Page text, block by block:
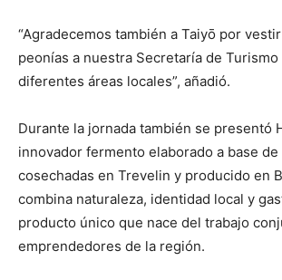
“Agradecemos también a Taiyō por
peonías a nuestra Secretaría de Turismo
diferentes áreas locales”, añadió.
Durante la jornada también se presentó
innovador fermento elaborado a base de
cosechadas en Trevelin y producido en
combina naturaleza, identidad local y
producto único que nace del trabajo
emprendedores de la región.